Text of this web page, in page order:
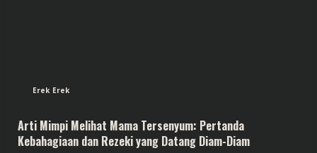
Erek Erek
Arti Mimpi Melihat Mama Tersenyum: Pertanda
Kebahagiaan dan Rezeki yang Datang Diam-Diam